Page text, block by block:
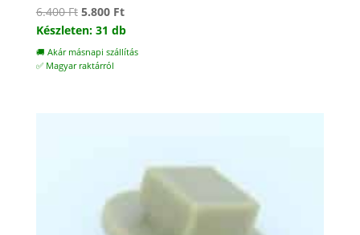
6.400Ft Original
price
was:
6.400 Ft.
5.800 FtCurrent
price
is:
Készleten: 31 db
🚚 Akár másnapi szállítás
✅ Magyar raktárról